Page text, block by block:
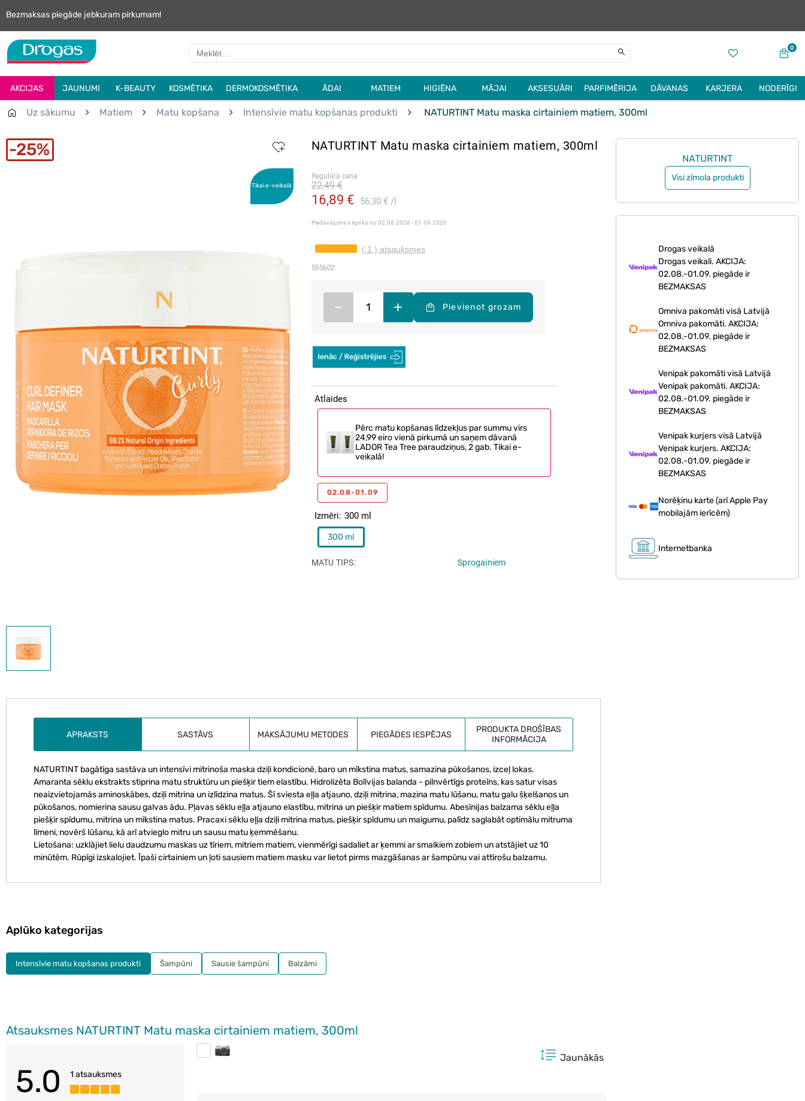
Bezmaksas piegāde jebkuram pirkumam!
0
AKCIJAS JAUNUMI K-BEAUTY KOSMĒTIKA DERMOKOSMĒTIKA ĀDAI MATIEM HIGIĒNA MĀJAI AKSESUĀRI PARFIMĒRIJA DĀVANAS KARJERA NODERĪGI
Uz sākumu Matiem Matu kopšana Intensīvie matu kopšanas produkti NATURTINT Matu maska cirtainiem matiem, 300ml
25%
Tikai e-veikalā
NATURTINT Matu maska cirtainiem matiem, 300ml
Regulārā cena
16,89 € 56,30 € l
22,49 €
Piedāvājums ir spēkā no 02.08.2026 - 01.09.2026
( 1 ) atsauksmes
555602
Izmēri 300 ml
300 ml
– + Pievienot grozam
Atlaides
Pērc matu kopšanas līdzekļus par summu virs
24,99 eiro vienā pirkumā un saņem dāvanā
LADOR Tea Tree paraudziņus, 2 gab. Tikai e-
veikalā!
02.08-01.09
MATU TIPS Sprogainiem
NATURTINT
Visi zīmola produkti
Drogas veikalā
Drogas veikali. AKCIJA:
02.08.-01.09. piegāde ir
BEZMAKSAS
Omniva pakomāti visā Latvijā
Omniva pakomāti. AKCIJA:
02.08.-01.09. piegāde ir
BEZMAKSAS
Venipak pakomāti visā Latvijā
Venipak pakomāti. AKCIJA:
02.08.-01.09. piegāde ir
BEZMAKSAS
Venipak kurjers visā Latvijā
Venipak kurjers. AKCIJA:
02.08.-01.09. piegāde ir
BEZMAKSAS
Norēķinu karte (arī Apple Pay
mobilajām ierīcēm)
Internetbanka
APRAKSTS SASTĀVS MAKSĀJUMU METODES PIEGĀDES IESPĒJAS
PRODUKTA DROŠĪBAS
INFORMĀCIJA
NATURTINT bagātīga sastāva un intensīvi mitrinoša maska dziļi kondicionē, baro un mīkstina matus, samazina pūkošanos, izceļ lokas.
Amaranta sēklu ekstrakts stiprina matu struktūru un piešķir tiem elastību. Hidrolizēta Bolīvijas balanda - pilnvērtīgs proteīns, kas satur visas
neaizvietojamās aminoskābes, dziļi mitrina un izlīdzina matus. Šī sviesta eļļa atjauno, dziļi mitrina, mazina matu lūšanu, matu galu šķelšanos un
pūkošanos, nomierina sausu galvas ādu. Pļavas sēklu eļļa atjauno elastību, mitrina un piešķir matiem spīdumu. Abesīnijas balzama sēklu eļļa
piešķir spīdumu, mitrina un mīkstina matus. Pracaxi sēklu eļļa dziļi mitrina matus, piešķir spīdumu un maigumu, palīdz saglabāt optimālu mitruma
līmeni, novērš lūšanu, kā arī atvieglo mitru un sausu matu ķemmēšanu.
Lietošana: uzklājiet lielu daudzumu maskas uz tīriem, mitriem matiem, vienmērīgi sadaliet ar ķemmi ar smalkiem zobiem un atstājiet uz 10
minūtēm. Rūpīgi izskalojiet. Īpaši cirtainiem un ļoti sausiem matiem masku var lietot pirms mazgāšanas ar šampūnu vai attīrošu balzamu.
Atsauksmes NATURTINT Matu maska cirtainiem matiem, 300ml
5.0 1 atsauksmes
Jaunākās
Aplūko kategorijas
Intensīvie matu kopšanas produkti Šampūni Sausie šampūni Balzāmi